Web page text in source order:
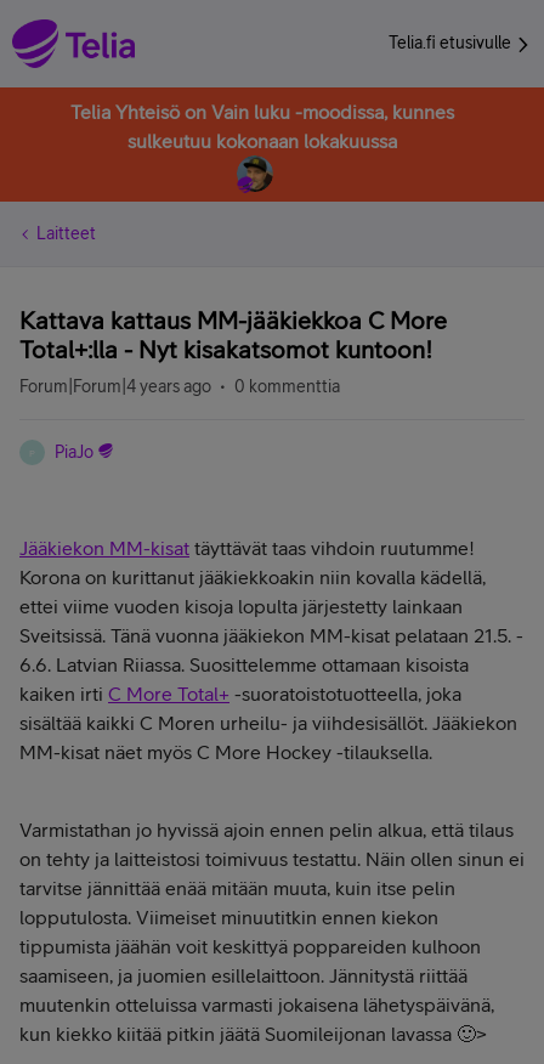
Telia.fi etusivulle
Telia Yhteisö on Vain luku -moodissa, kunnes
sulkeutuu kokonaan lokakuussa
Laitteet
Kattava kattaus MM-jääkiekkoa C More
Total+:lla - Nyt kisakatsomot kuntoon!
Forum|Forum|4 years ago 0 kommenttia
PiaJo
Jääkiekon MM-kisat täyttävät taas vihdoin ruutumme!
Korona on kurittanut jääkiekkoakin niin kovalla kädellä,
ettei viime vuoden kisoja lopulta järjestetty lainkaan
Sveitsissä. Tänä vuonna jääkiekon MM-kisat pelataan 21.5. -
6.6. Latvian Riiassa. Suosittelemme ottamaan kisoista
kaiken irti C More Total+ -suoratoistotuotteella, joka
sisältää kaikki C Moren urheilu- ja viihdesisällöt. Jääkiekon
MM-kisat näet myös C More Hockey -tilauksella.
Varmistathan jo hyvissä ajoin ennen pelin alkua, että tilaus
on tehty ja laitteistosi toimivuus testattu. Näin ollen sinun ei
tarvitse jännittää enää mitään muuta, kuin itse pelin
lopputulosta. Viimeiset minuutitkin ennen kiekon
tippumista jäähän voit keskittyä poppareiden kulhoon
saamiseen, ja juomien esillelaittoon. Jännitystä riittää
muutenkin otteluissa varmasti jokaisena lähetyspäivänä,
kun kiekko kiitää pitkin jäätä Suomileijonan lavassa 🙂>